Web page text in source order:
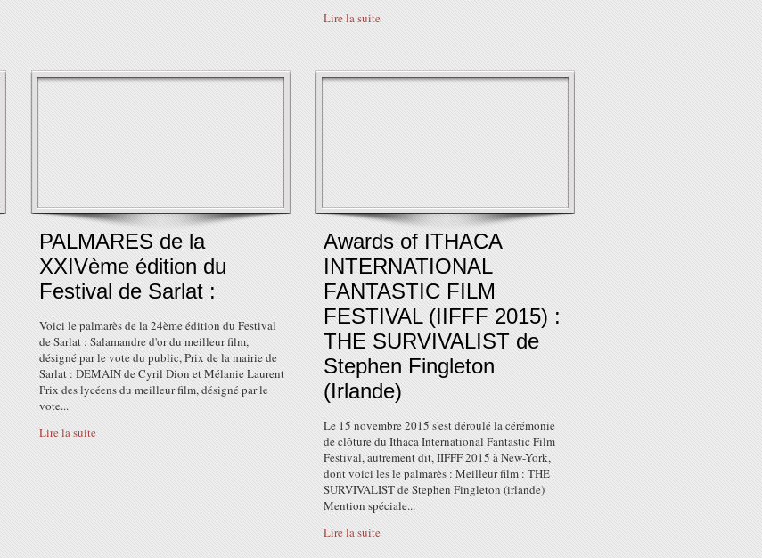
Lire la suite
PALMARES de la
XXIVème édition du
Festival de Sarlat :
Voici le palmarès de la 24ème édition du Festival
de Sarlat : Salamandre d'or du meilleur film,
désigné par le vote du public, Prix de la mairie de
Sarlat : DEMAIN de Cyril Dion et Mélanie Laurent
Prix des lycéens du meilleur film, désigné par le
vote...
Lire la suite
Awards of ITHACA
INTERNATIONAL
FANTASTIC FILM
FESTIVAL (IIFFF 2015) :
THE SURVIVALIST de
Stephen Fingleton
(Irlande)
Le 15 novembre 2015 s'est déroulé la cérémonie
de clôture du Ithaca International Fantastic Film
Festival, autrement dit, IIFFF 2015 à New-York,
dont voici les le palmarès : Meilleur film : THE
SURVIVALIST de Stephen Fingleton (irlande)
Mention spéciale...
Lire la suite